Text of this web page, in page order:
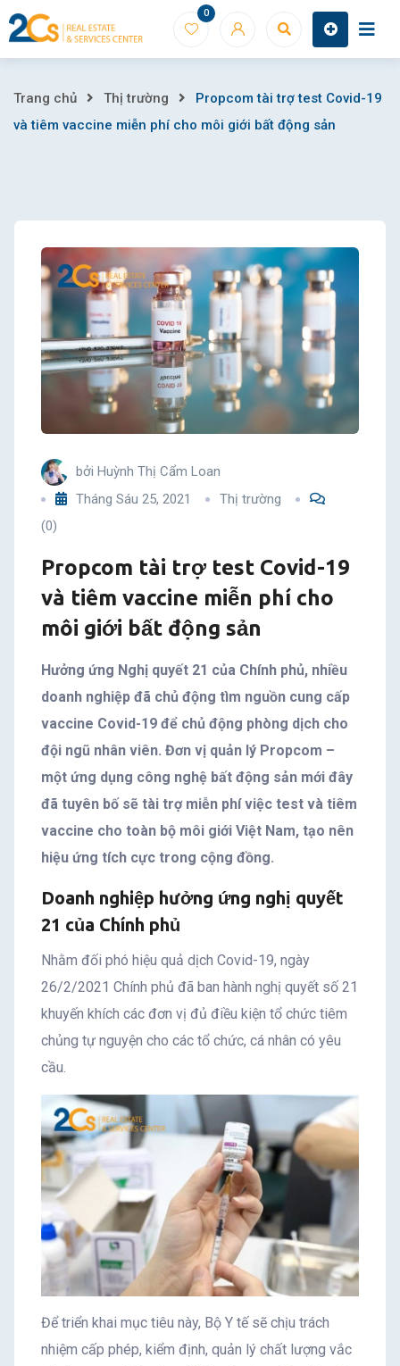
Skip
to
0
Propcom
test
Covid-
19
và
tiêm
vaccine
miễn
phí
cho
môi
giới
bất
động
sản
Trang chủ Thị trường
Propcom tài trợ test Covid-19
và tiêm vaccine miễn phí cho môi giới bất động sản
bởi Huỳnh Thị Cẩm Loan
Tháng Sáu 25, 2021
Thị trường
(0)
Propcom tài trợ test Covid-19
và tiêm vaccine miễn phí cho
môi giới bất động sản
Hưởng ứng Nghị quyết 21 của Chính phủ, nhiều
doanh nghiệp đã chủ động tìm nguồn cung cấp
vaccine Covid-19 để chủ động phòng dịch cho
đội ngũ nhân viên. Đơn vị quản lý Propcom –
một ứng dụng công nghệ bất động sản mới đây
đã tuyên bố sẽ tài trợ miễn phí việc test và tiêm
vaccine cho toàn bộ môi giới Việt Nam, tạo nên
hiệu ứng tích cực trong cộng đồng.
Doanh nghiệp hưởng ứng nghị quyết
21 của Chính phủ
Nhằm đối phó hiệu quả dịch Covid-19, ngày
26/2/2021 Chính phủ đã ban hành nghị quyết số 21
khuyến khích các đơn vị đủ điều kiện tổ chức tiêm
chủng tự nguyện cho các tổ chức, cá nhân có yêu
cầu.
Để triển khai mục tiêu này, Bộ Y tế sẽ chịu trách
nhiệm cấp phép, kiểm định, quản lý chất lượng vắc